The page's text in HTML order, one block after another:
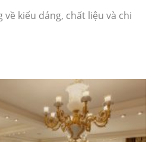
kiểu dáng, chất liệu và chi